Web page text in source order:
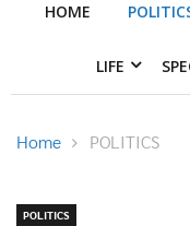
HOME
LIFE
Home POLITICS
POLITICS